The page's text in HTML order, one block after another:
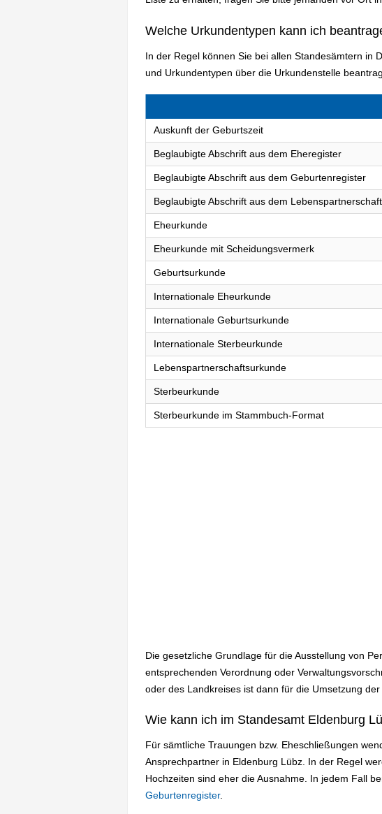
Welche Urkundentypen kann ich
In der Regel können Sie bei allen Standesämtern in
und Urkundentypen über die Urkundenstelle
Auskunft der Geburtszeit
Beglaubigte Abschrift aus dem Eheregister
Beglaubigte Abschrift aus dem Geburtenregister
Beglaubigte Abschrift aus dem
Eheurkunde
Eheurkunde mit Scheidungsvermerk
Geburtsurkunde
Internationale Eheurkunde
Internationale Geburtsurkunde
Internationale Sterbeurkunde
Lebenspartnerschaftsurkunde
Sterbeurkunde
Sterbeurkunde im Stammbuch-Format
Die gesetzliche Grundlage für die Ausstellung von
entsprechenden Verordnung oder
oder des Landkreises ist dann für die Umsetzung der
Wie kann ich im Standesamt Eldenburg
Für sämtliche Trauungen bzw. Eheschließungen
Ansprechpartner in Eldenburg Lübz. In der Regel
Hochzeiten sind eher die Ausnahme. In jedem Fall
Geburtenregister.